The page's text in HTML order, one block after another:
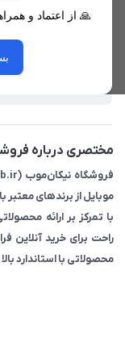
🙏 از اعتماد و
لیست محصولات
حریم خصوصی
از جدید‌ترین تخفیف‌ها
مختصری درباره
موبایل از برندهای
با تمرکز بر ارائه
راحت برای خرید آنلاین
محصولاتی با استاندارد